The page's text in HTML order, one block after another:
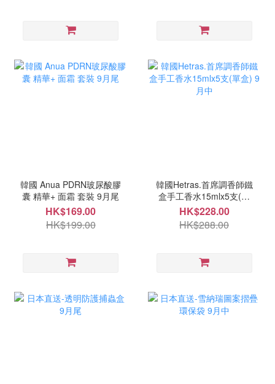
韓國 Anua PDRN玻尿酸膠
囊 精華+ 面霜 套裝 9月尾
HK$169.00
HK$199.00
韓國Hetras.首席調香師鐵
盒手工香水15mlx5支(單
盒) 9月中
HK$228.00
HK$288.00